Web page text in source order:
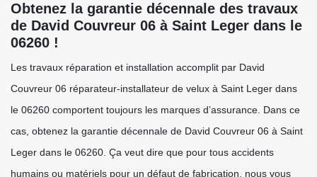
Obtenez la garantie décennale des travaux
de David Couvreur 06 à Saint Leger dans le
06260 !
Les travaux réparation et installation accomplit par David
Couvreur 06 réparateur-installateur de velux à Saint Leger dans
le 06260 comportent toujours les marques d’assurance. Dans ce
cas, obtenez la garantie décennale de David Couvreur 06 à Saint
Leger dans le 06260. Ça veut dire que pour tous accidents
humains ou matériels pour un défaut de fabrication, nous vous